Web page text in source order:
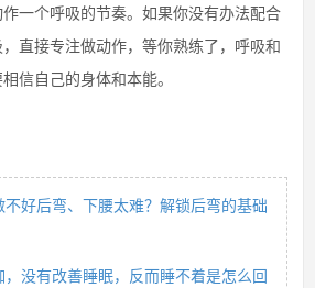
一个呼吸的节奏。如果你没有办法配合
直接专注做动作，等你熟练了，呼吸和
信自己的身体和本能。
不好后弯、下腰太难？解锁后弯的基础
，没有改善睡眠，反而睡不着是怎么回